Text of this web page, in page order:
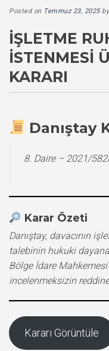
Posted on Temmuz 23, 2025
İŞLETME
İSTENMESI
KARARI
Danıştay
8. Daire – 2021/
Karar Özeti
Danıştay, davacının
talebinin hukuki
Bölge İdare
incelenmeksizin
Kararı Görüntüle